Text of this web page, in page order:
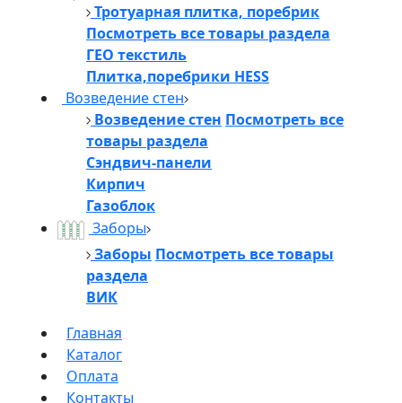
Тротуарная плитка, поребрик
Посмотреть все товары раздела
ГЕО текстиль
Плитка,поребрики HESS
Возведение стен
Возведение стен Посмотреть все
товары раздела
Сэндвич-панели
Кирпич
Газоблок
Заборы
Заборы Посмотреть все товары
раздела
ВИК
Главная
Каталог
Оплата
Контакты